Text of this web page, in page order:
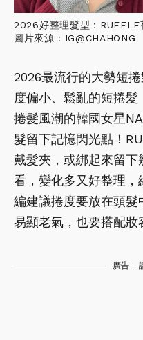
2026好整理髮型：RUFFLE
圖片來源：IG@CHAHONG
2026最流行的大勢短
度偏小、鬆亂的短捲
捲髮風潮的韓國女星
髮留下記憶閃光點！
戴髮夾，或綁起來留
看，變化多又好整理
編建議捲度要放在頭
易顯老氣，也要搭配妝
廣告 -